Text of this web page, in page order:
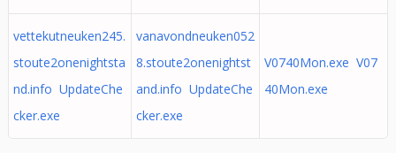
vettekutneuken245.
stoute2onenightsta
nd.info UpdateChe
cker.exe
vanavondneuken052
8.stoute2onenightst
and.info UpdateChe
cker.exe
V0740Mon.exe V07
40Mon.exe